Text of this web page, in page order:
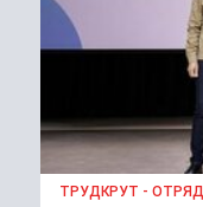
ТРУДКРУТ -